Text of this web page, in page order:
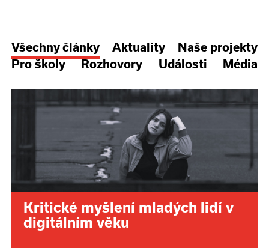
Všechny články Aktuality
Naše projekty
Pro školy
Rozhovory Události Média
Kritické myšlení mladých lidí v
digitálním věku